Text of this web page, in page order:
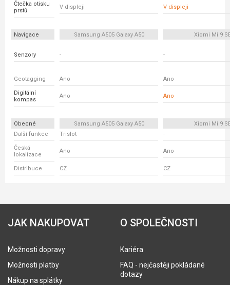
Čtečka otisku
prstů
V displeji V displeji
Navigace Samsung A505 Galaxy A50 Xiomi Mi 9
Senzory - -
Geotagging Ano Ano
Digitální
kompas
Ano Ano
Obecné Samsung A505 Galaxy A50
Xiomi Mi 9
Další funkce
Trislot -
Česká
lokalizace
Ano Ano
Distribuce CZ CZ
JAK NAKUPOVAT
Možnosti dopravy
Možnosti platby
Nákup na splátky
O SPOLEČNOSTI
Kariéra
FAQ - nejčastěji pokládané
dotazy